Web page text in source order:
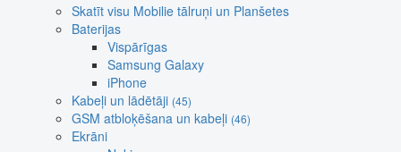
Skatīt visu Mobilie tālruņi un Planšetes
Baterijas
Vispārīgas
Samsung Galaxy
iPhone
Kabeļi un lādētāji (45)
GSM atbloķēšana un kabeļi (46)
Ekrāni